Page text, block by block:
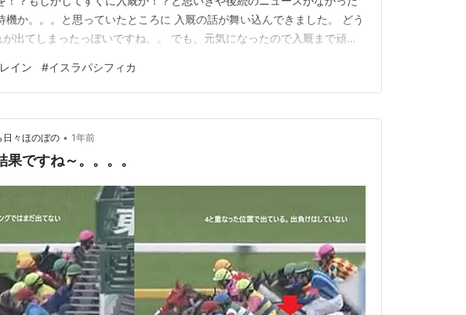
機か。。。と思っていたところに 入厩の話が舞い込んできました。 どう
が出てしまったっぽいですね。。 でも、元気になったので入厩まで頑張
ューは秋以降かな。。。ついでといっては何ですが、 同じ山元トレセン
ことイスラパシフィカ ですが、まぁ…
イン #イスラパシフィカ
日々ほのぼの • 1年前
果ですね～。。。。